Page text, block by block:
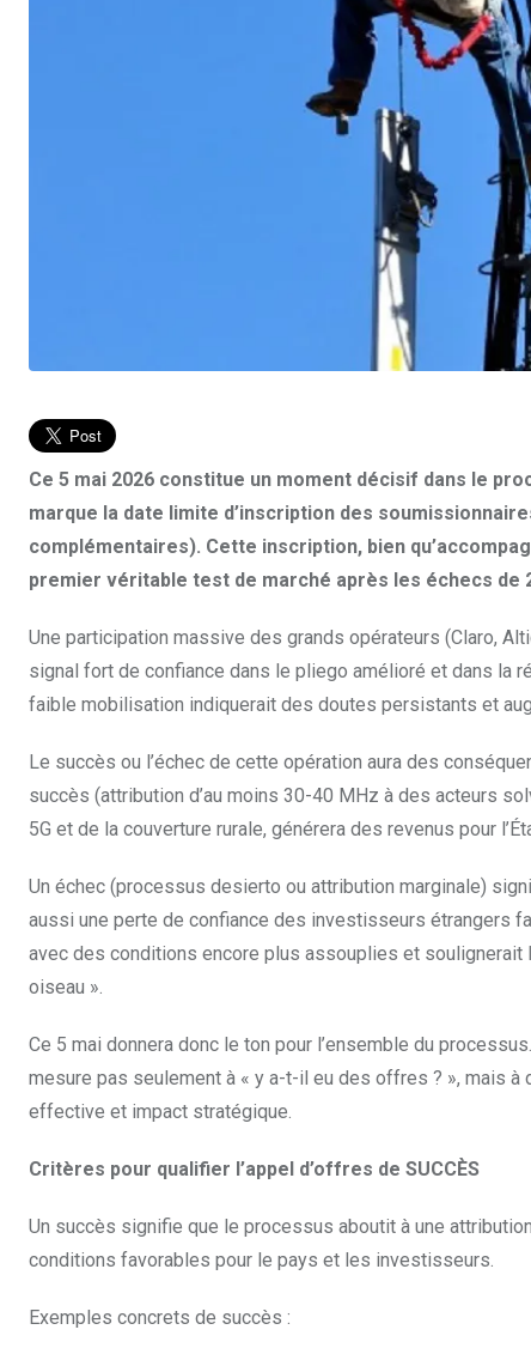
Ce 5 mai 2026 constitue un moment décisif dans le
marque la date limite d’inscription des
complémentaires). Cette inscription, bien
premier véritable test de marché après les échecs de
Une participation massive des grands opérateurs (Claro,
signal fort de confiance dans le pliego amélioré et dans la
faible mobilisation indiquerait des doutes persistants et
Le succès ou l’échec de cette opération aura des
succès (attribution d’au moins 30-40 MHz à des acteurs
5G et de la couverture rurale, générera des revenus pour
Un échec (processus desierto ou attribution marginale)
aussi une perte de confiance des investisseurs étrangers
avec des conditions encore plus assouplies et
oiseau ».
Ce 5 mai donnera donc le ton pour l’ensemble du
mesure pas seulement à « y a-t-il eu des offres ? », mais
effective et impact stratégique.
Critères pour qualifier l’appel d’offres de SUCCÈS
Un succès signifie que le processus aboutit à une
conditions favorables pour le pays et les investisseurs.
Exemples concrets de succès :